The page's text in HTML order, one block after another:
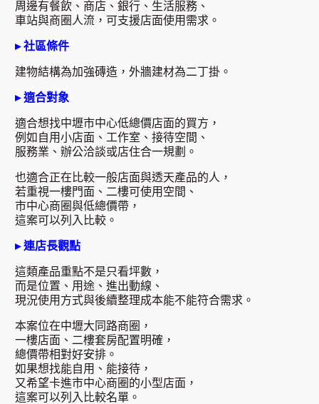
周邊有餐飲、商店、銀行、生活服務、
車站與商圈人流，可支援店面使用需求。
▸ 社區條件
建物結構為加強磚造，外牆建材為二丁掛。
▸ 適合對象
適合想找中壢市中心低總價店面的買方，
例如自用小店面、工作室、接待空間、
服務業、辦公洽談或店住合一規劃。
也適合正在比較一般店面與透天產品的人，
若重視一樓門面、二樓可使用空間、
市中心商圈與低總價帶，
這案可以列入比較。
▸ 連店長觀點
這類產品重點不是只看坪數，
而是位置、用途、進出動線、
現況使用方式與後續整理成本能不能符合需求。
本案位在中壢大同路商圈，
一樓店面、二樓套房配置明確，
總價帶相對好安排。
如果想找能自用、能接待，
又希望卡進市中心商圈的小型店面，
這案可以列入比較名單。